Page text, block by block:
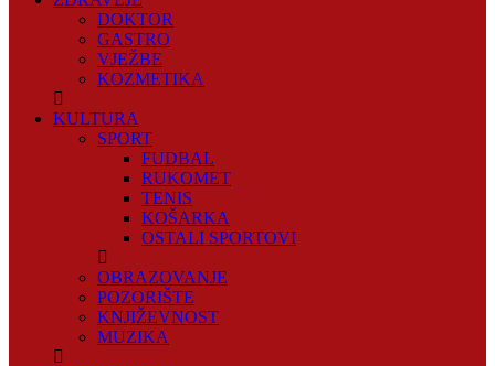
DOKTOR
GASTRO
VJEŽBE
KOZMETIKA
KULTURA
SPORT
FUDBAL
RUKOMET
TENIS
KOŠARKA
OSTALI SPORTOVI
OBRAZOVANJE
POZORIŠTE
KNJIŽEVNOST
MUZIKA